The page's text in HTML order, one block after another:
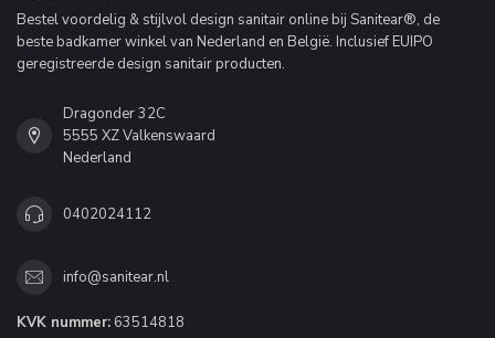
Bestel voordelig & stijlvol design sanitair online bij Sanitear®, de
beste badkamer winkel van Nederland en België. Inclusief EUIPO
geregistreerde design sanitair producten.
Dragonder 32C
5555 XZ Valkenswaard
Nederland
0402024112
info@sanitear.nl
KVK nummer: 63514818